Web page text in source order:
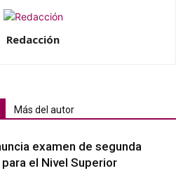
Redacción
Más del autor
examen de segunda
el Nivel Superior